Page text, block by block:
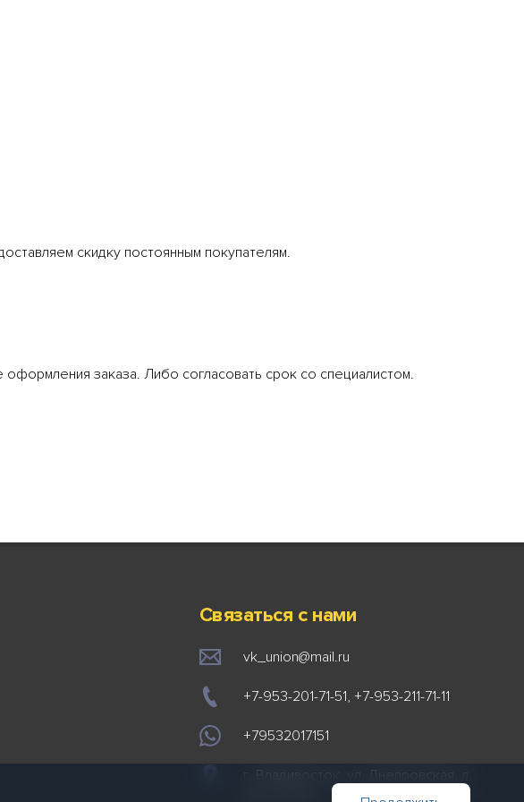
скидку постоянным покупателям.
заказа. Либо согласовать срок со специалистом.
Связаться с нами
vk_union@mail.ru
+7-953-201-71-51, +7-953-211-71-11
+79532017151
г. Владивосток, ул. Днепровская, д.